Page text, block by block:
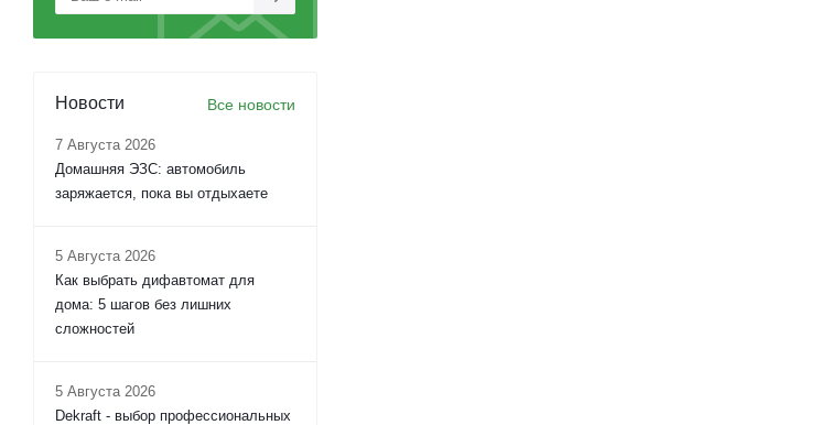
Новости Все новости
7 Августа 2026
Домашняя ЭЗС: автомобиль
заряжается, пока вы отдыхаете
5 Августа 2026
Как выбрать дифавтомат для
дома: 5 шагов без лишних
сложностей
5 Августа 2026
Dekraft - выбор профессиональных